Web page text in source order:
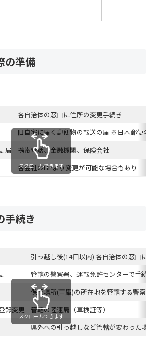
の準備
各自治体の窓口に住所の変更手続き
旧自宅に届く郵便物の転送の届 ※日本郵便の
届
携帯電話、金融機関、保険会社
各会社のHPより変更が可能な場合もあり
スクロールできます
手続き
引っ越し後(14日以内) 各自治体の窓口に
管轄の警察署、運転免許センターで手続き
保管場所(車庫)の所在地を管轄する警察署
録変更
管轄の陸運局（車検証等）
県外への引っ越しなど管轄が変わった場
スクロールできます